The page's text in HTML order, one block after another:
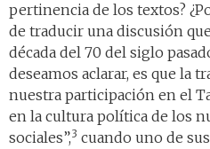
pertinencia de los textos?
de traducir una discusión
década del 70 del siglo
deseamos aclarar, es que la
nuestra participación en el
en la cultura política de los
sociales”,3 cuando uno de